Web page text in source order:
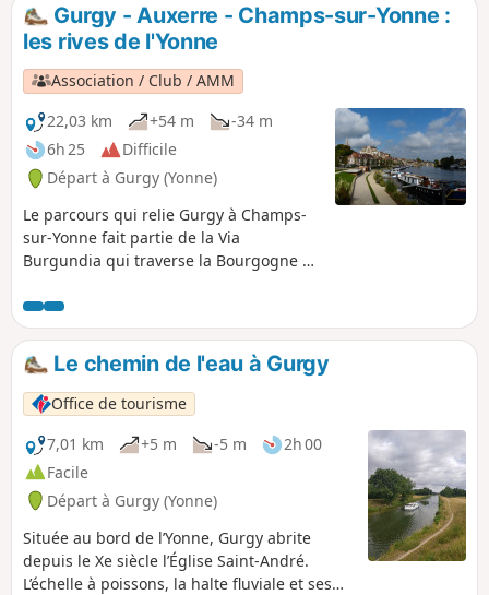
Gurgy - Auxerre - Champs-sur-Yonne :
les rives de l'Yonne
Association / Club / AMM
22,03 km
+54 m
-34 m
6h 25
Difficile
Départ à Gurgy (Yonne)
Le parcours qui relie Gurgy à Champs-
sur-Yonne fait partie de la Via
Burgundia qui traverse la Bourgogne de
Mâcon au Sud. C'est une petite étape
qui ne comporte pas de grandes
difficultés techniques mais elle est
variée et s'articule autour de l'Yonne
qu'elle suit, traverse ou domine. Elle
permet de traverser Auxerre qui peut
constituer un très beau lieu de séjour,
tant le patrimoine à découvrir est
important. Ensuite, en suivant les
berges de l'Yonne ou les chemins qui
suivent le canal du Nivernais vous
pourrez gagner Vaux puis Champs-sur-
Yonne.
Le chemin de l'eau à Gurgy
Office de tourisme
7,01 km
+5 m -5 m
2h 00
Facile
Départ à Gurgy (Yonne)
Située au bord de l’Yonne, Gurgy abrite
depuis le Xe siècle l’Église Saint-André.
L’échelle à poissons, la halte fluviale et ses